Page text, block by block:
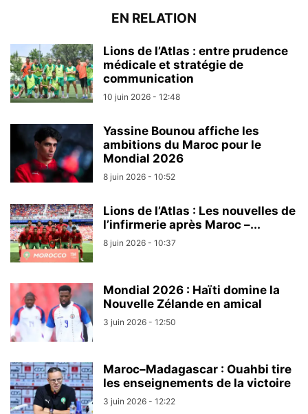
EN RELATION
Lions de l’Atlas : entre prudence
médicale et stratégie de
communication
10 juin 2026 - 12:48
Yassine Bounou affiche les
ambitions du Maroc pour le
Mondial 2026
8 juin 2026 - 10:52
Lions de l’Atlas : Les nouvelles de
l’infirmerie après Maroc –...
8 juin 2026 - 10:37
Mondial 2026 : Haïti domine la
Nouvelle Zélande en amical
3 juin 2026 - 12:50
Maroc–Madagascar : Ouahbi tire
les enseignements de la victoire
3 juin 2026 - 12:22